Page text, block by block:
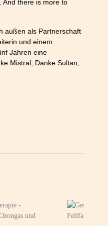
And there is more to
außen als Partnerschaft
und einem
Jahren eine
Mistral, Danke Sultan,